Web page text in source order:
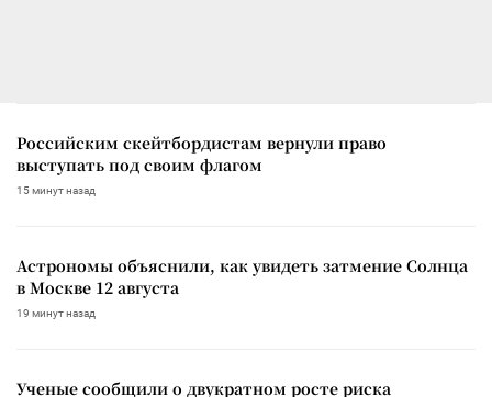
Российским скейтбордистам вернули право
выступать под своим флагом
15 минут назад
Астрономы объяснили, как увидеть затмение Солнца
в Москве 12 августа
19 минут назад
Ученые сообщили о двукратном росте риска